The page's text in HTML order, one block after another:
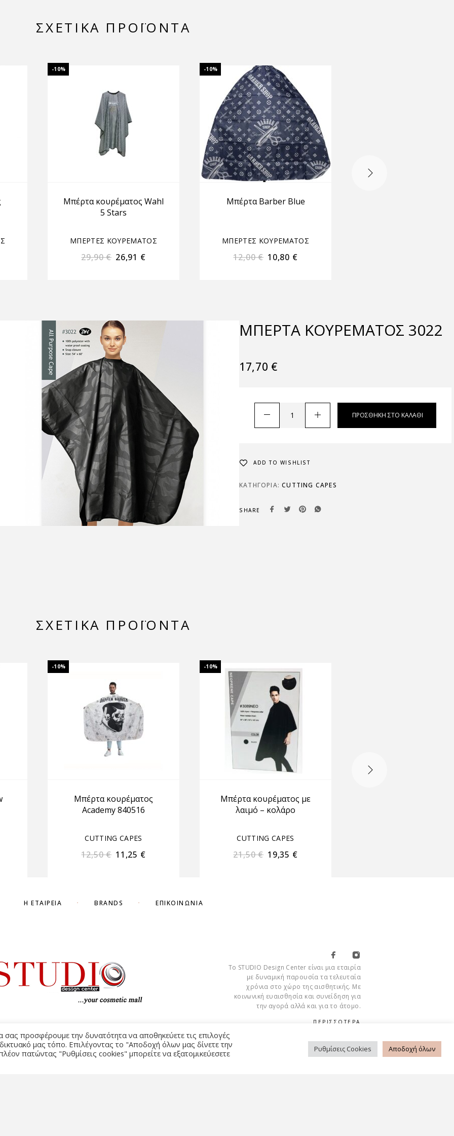
ΣΧΕΤΙΚΆ ΠΡΟΪΌΝΤΑ
-10%
Μπέρτα κουρέματος Wahl
5 Stars
ΜΠΕΡΤΕΣ ΚΟΥΡΕΜΑΤΟΣ
29,90€ 26,91 €
-10%
Μπέρτα Barber Blue
ΜΠΕΡΤΕΣ ΚΟΥΡΕΜΑΤΟΣ
12,00€ 10,80 €
ΜΠΈΡΤΑ ΚΟΥΡΈΜΑΤΟΣ 3022
17,70 €
ΠΡΟΣΘΉΚΗ ΣΤΟ ΚΑΛΆΘΙ
ADD TO WISHLIST
ΚΑΤΗΓΟΡΊΑ:CUTTING CAPES
SHARE
ΣΧΕΤΙΚΆ ΠΡΟΪΌΝΤΑ
-10%
Μπέρτα κουρέματος
Academy 840516
CUTTING CAPES
12,50€ 11,25 €
-10%
Μπέρτα κουρέματος με
λαιμό – κολάρο
CUTTING CAPES
21,50€ 19,35 €
Η ΕΤΑΙΡΕΊΑ BRANDS ΕΠΙΚΟΙΝΩΝΊΑ
Το STUDIO Design Center είναι μια εταιρία
με δυναμική παρουσία τα τελευταία
χρόνια στο χώρο της αισθητικής. Με
κοινωνική ευαισθησία και συνείδηση για
την αγορά αλλά και για το άτομο.
ΠΕΡΙΣΣΟΤΕΡΑ
Cookies
προσφέρουμε την δυνατότητα να αποθηκεύετε τις επιλογές
μας τόπο. Επιλέγοντας το "Αποδοχή όλων μας δίνετε την
πατώντας "Ρυθμίσεις cookies" μπορείτε να εξατομικεύεσετε
Ρυθμίσεις Cookies Αποδοχή όλων